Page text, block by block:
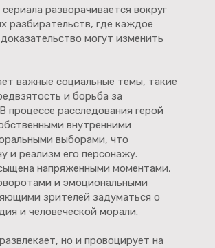
разворачивается вокруг
разбирательств, где каждое
могут изменить
важные социальные темы, такие
и борьба за
процессе расследования герой
внутренними
выборами, что
и реализм его персонажу.
напряженными моментами,
и эмоциональными
зрителей задуматься о
и человеческой морали.
но и провоцирует на